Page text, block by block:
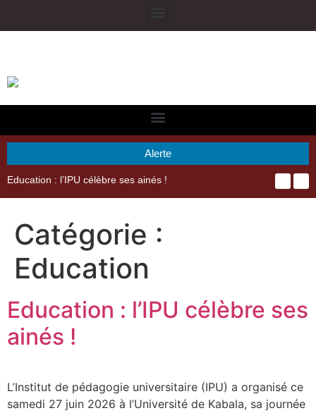
Alerte
Catégorie :
Education
Education : l’IPU célèbre ses
ainés !
L’Institut de pédagogie universitaire (IPU) a organisé ce
samedi 27 juin 2026 à l’Université de Kabala, sa journée